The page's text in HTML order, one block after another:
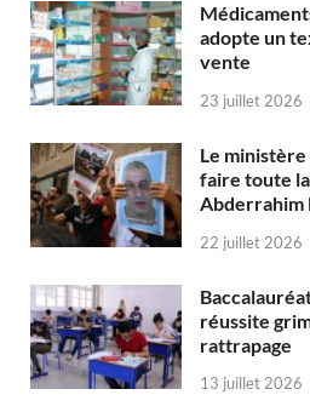
adopte un
vente
23 juillet 2026
Le ministère
faire toute
Abderrahim
22 juillet 2026
réussite
rattrapage
13 juillet 2026